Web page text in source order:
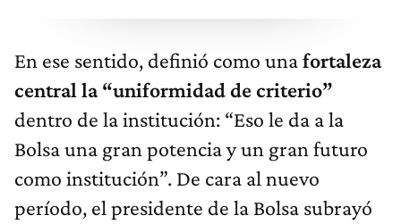
En ese sentido, definió como unafortaleza
central la “uniformidad de criterio”
dentro de la institución: “Eso le da a la
Bolsa una gran potencia y un gran futuro
como institución”. De cara al nuevo
período, el presidente de la Bolsa subrayó